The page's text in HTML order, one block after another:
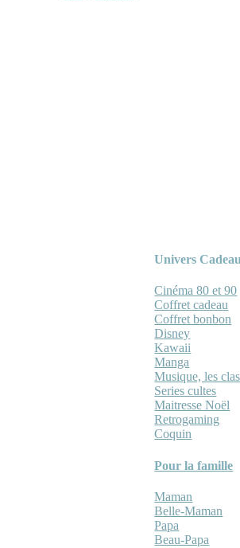
Univers
Cinéma 80 et 90
Coffret cadeau
Coffret bonbon
Disney
Kawaii
Manga
Musique, les
Series cultes
Maitresse Noël
Retrogaming
Coquin
Pour la famille
Maman
Belle-Maman
Papa
Beau-Papa